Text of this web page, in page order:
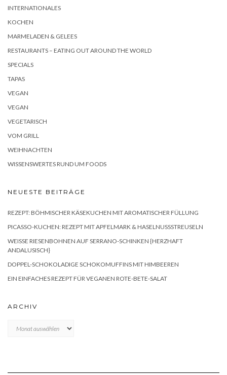
INTERNATIONALES
KOCHEN
MARMELADEN & GELEES
RESTAURANTS – EATING OUT AROUND THE WORLD
SPECIALS
TAPAS
VEGAN
VEGAN
VEGETARISCH
VOM GRILL
WEIHNACHTEN
WISSENSWERTES RUND UM FOODS
NEUESTE BEITRÄGE
REZEPT: BÖHMISCHER KÄSEKUCHEN MIT AROMATISCHER FÜLLUNG
PICASSO-KUCHEN: REZEPT MIT APFELMARK & HASELNUSSSTREUSELN
WEISSE RIESENBOHNEN AUF SERRANO-SCHINKEN {HERZHAFT A
NDALUSISCH}
DOPPEL-SCHOKOLADIGE SCHOKOMUFFINS MIT HIMBEEREN
EIN EINFACHES REZEPT FÜR VEGANEN ROTE-BETE-SALAT
ARCHIV